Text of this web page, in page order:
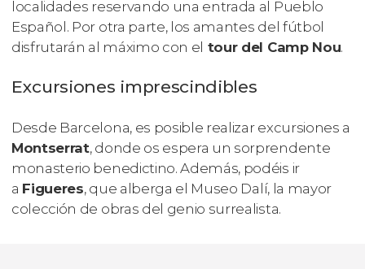
localidades reservando una entrada al Pueblo
Español. Por otra parte, los amantes del fútbol
disfrutarán al máximo con el tour del Camp Nou.
Excursiones imprescindibles
Desde Barcelona, es posible realizar excursiones a
Montserrat, donde os espera un sorprendente
monasterio benedictino. Además, podéis ir
a Figueres, que alberga el Museo Dalí, la mayor
colección de obras del genio surrealista.